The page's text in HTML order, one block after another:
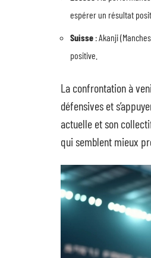
espérer un résultat
Suisse : Akanji
positive.
La confrontation à
défensives et
actuelle et son
qui semblent mieux